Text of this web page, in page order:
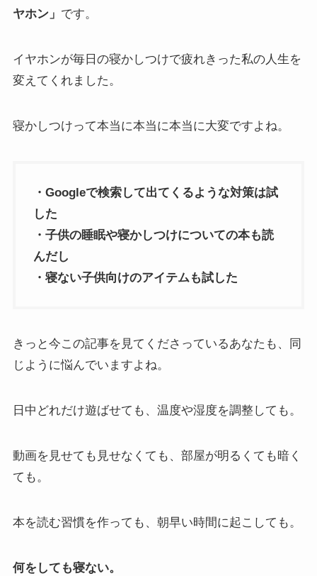
ヤホン」 です。
イヤホンが毎日の寝かしつけで疲れきった私の人生を
変えてくれました。
寝かしつけって本当に本当に本当に大変ですよね。
・Googleで検索して出てくるような対策は試
した
・子供の睡眠や寝かしつけについての本も読
んだし
・寝ない子供向けのアイテムも試した
きっと今この記事を見てくださっているあなたも、同
じように悩んでいますよね。
日中どれだけ遊ばせても、温度や湿度を調整しても。
動画を見せても見せなくても、部屋が明るくても暗く
ても。
本を読む習慣を作っても、朝早い時間に起こしても。
何をしても寝ない。